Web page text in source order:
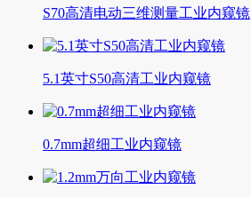
S70高清电动三维测量工业内窥镜
5.1英寸S50高清工业内窥镜
0.7mm超细工业内窥镜